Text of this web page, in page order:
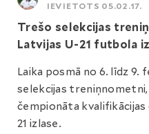
IEVIETOTS 05.02.17.
Trešo selekcijas
Latvijas U-21 futbola
Laika posmā no 6. līdz 9.
selekcijas
čempionāta kvalifikācijas
21 izlase.